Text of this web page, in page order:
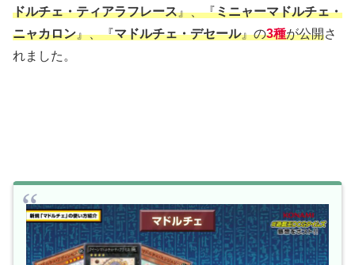
ドルチェ・ティアラフレース』、『ミニャーマドルチェ・
ニャカロン』、『マドルチェ・デセール』の3種が公開さ
れました。